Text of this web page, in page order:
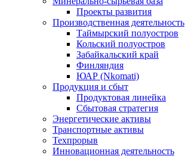
Проекты развития
Производственная деятельность
Таймырский полуостров
Кольский полуостров
Забайкальский край
Финляндия
ЮАР (Nkomati)
Продукция и сбыт
Продуктовая линейка
Сбытовая стратегия
Энергетические активы
Транспортные активы
Техпрорыв
Инновационная деятельность